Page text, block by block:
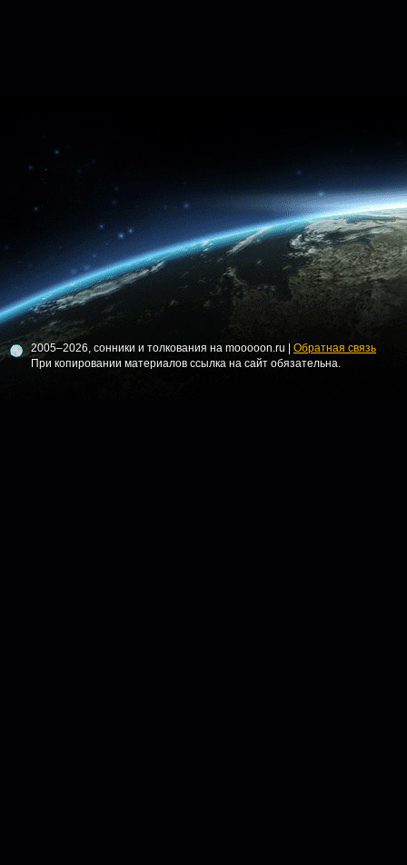
2005–2026, сонники и толкования на mooooon.ru | Обратная связь
При копировании материалов ссылка на сайт обязательна.